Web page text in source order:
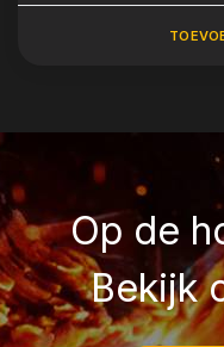
Op de
Bekijk